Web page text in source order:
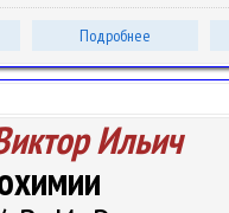
Подробнее
Ильич